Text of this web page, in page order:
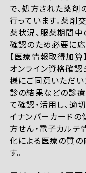
で、処方された薬
行っています。薬剤
薬状況、服薬期間
確認のため必要に応
【医療情報取得加算】
オンライン資格確認
様にご同意いただい
診の結果などの診
て確認・活用し、適
イナンバーカード
方せん・電子カルテ
化による医療の質
す。